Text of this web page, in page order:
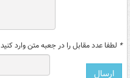
* لطفا عدد مقابل را در جعبه متن وارد کنید